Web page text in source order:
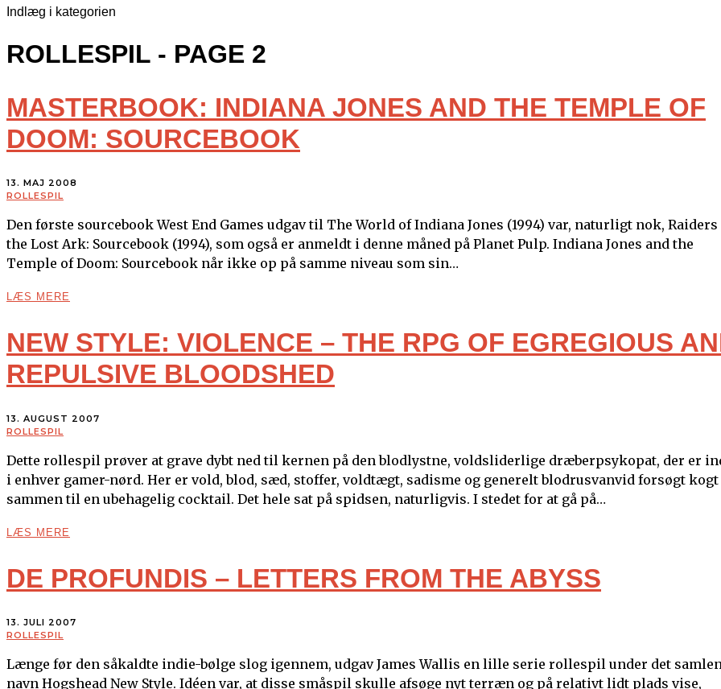
Indlæg i kategorien
ROLLESPIL - PAGE 2
MASTERBOOK: INDIANA JONES AND THE TEMPLE OF
DOOM: SOURCEBOOK
13. MAJ 2008
ROLLESPIL
Den første sourcebook West End Games udgav til The World of Indiana Jones (1994) var, naturligt nok, Raiders
the Lost Ark: Sourcebook (1994), som også er anmeldt i denne måned på Planet Pulp. Indiana Jones and the
Temple of Doom: Sourcebook når ikke op på samme niveau som sin…
LÆS MERE
NEW STYLE: VIOLENCE – THE RPG OF EGREGIOUS
REPULSIVE BLOODSHED
13. AUGUST 2007
ROLLESPIL
Dette rollespil prøver at grave dybt ned til kernen på den blodlystne, voldsliderlige dræberpsykopat, der er
i enhver gamer-nørd. Her er vold, blod, sæd, stoffer, voldtægt, sadisme og generelt blodrusvanvid forsøgt kogt
sammen til en ubehagelig cocktail. Det hele sat på spidsen, naturligvis. I stedet for at gå på…
LÆS MERE
DE PROFUNDIS – LETTERS FROM THE ABYSS
13. JULI 2007
ROLLESPIL
Længe før den såkaldte indie-bølge slog igennem, udgav James Wallis en lille serie rollespil under det
navn Hogshead New Style. Idéen var, at disse småspil skulle afsøge nyt terræn og på relativt lidt plads vise,